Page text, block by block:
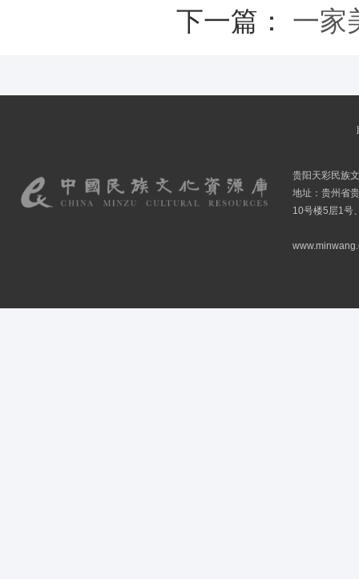
下一篇： 一家
贵阳天彩民族
地址：贵州省
10号楼5层1号